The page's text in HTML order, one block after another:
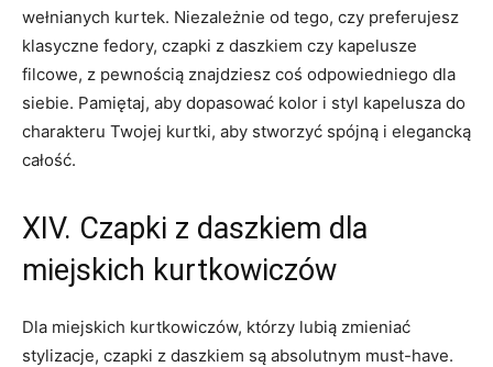
wełnianych kurtek.⁣ Niezależnie ⁤od tego, czy preferujesz
klasyczne fedory,⁢ czapki z daszkiem czy kapelusze
filcowe, ​z pewnością znajdziesz coś odpowiedniego dla
siebie. ​Pamiętaj,⁢ aby dopasować kolor i styl kapelusza ​do
charakteru Twojej kurtki, aby ⁣stworzyć spójną i elegancką⁣
całość.
XIV. Czapki z daszkiem dla⁣
miejskich ⁢kurtkowiczów
Dla miejskich kurtkowiczów, którzy ‍lubią zmieniać‌
stylizacje, czapki⁢ z daszkiem są absolutnym must-have.